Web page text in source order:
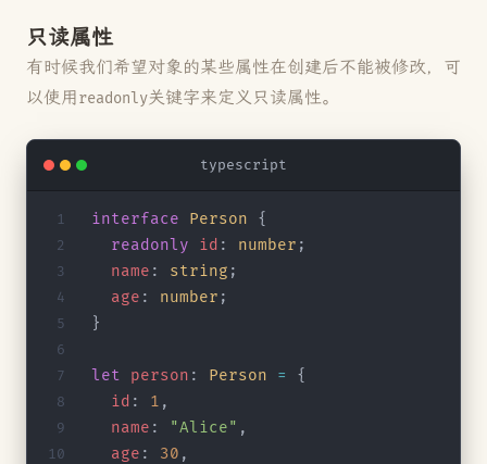
只读属性
有时候我们希望对象的某些属性在创建后不能被修改，可
以使用readonly关键字来定义只读属性。
typescript
interface Person {
  readonly
id : number ;
  name
: string ;
  age
: number ;
}
let person : Person =
{
  id
: 1 ,
  name
: "Alice" ,
  age
: 30 ,